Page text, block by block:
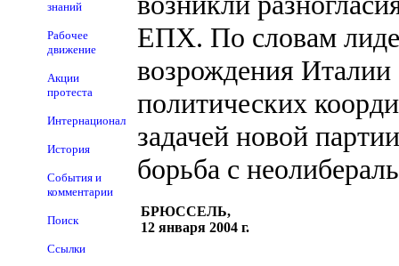
знаний
Рабочее
движение
Акции
протеста
Интернационал
История
События и
комментарии
Поиск
Ссылки
ЕПХ. По словам
возрождения Италии
политических
задачей новой
борьба с
БРЮССЕЛЬ,
12 января 2004 г.